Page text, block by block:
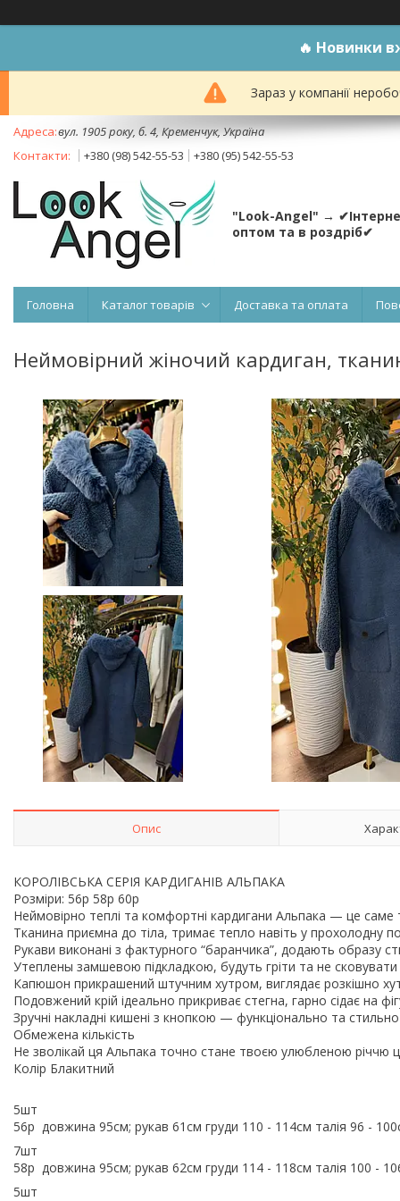
🔥 Новинки
Зараз у компанії
вул. 1905 року, б. 4, Кременчук, Україна
+380 (98) 542-55-53
+380 (95) 542-55-53
"Look-Angel" →
оптом та в роздріб✔
Головна Каталог товарів Доставка та оплата
Неймовірний жіночий кардиган,
Опис
КОРОЛІВСЬКА СЕРІЯ КАРДИГАНІВ АЛЬПАКА
Розміри: 56р 58р 60р
Неймовірно теплі та комфортні кардигани Альпака — це
Тканина приємна до тіла, тримає тепло навіть у прохолодну
Рукави виконані з фактурного “баранчика”, додають образу
Утеплены замшевою підкладкою, будуть гріти та не
Капюшон прикрашений штучним хутром, виглядає розкішно
Подовжений крій ідеально прикриває стегна, гарно сідає на
Зручні накладні кишені з кнопкою — функціонально та
Обмежена кількість
Не зволікай ця Альпака точно стане твоєю улюбленою річчю
Колір Блакитний
5шт
56р довжина 95см; рукав 61см груди 110 - 114см талія 96 -
7шт
58р довжина 95см; рукав 62см груди 114 - 118см талія 100 -
5шт